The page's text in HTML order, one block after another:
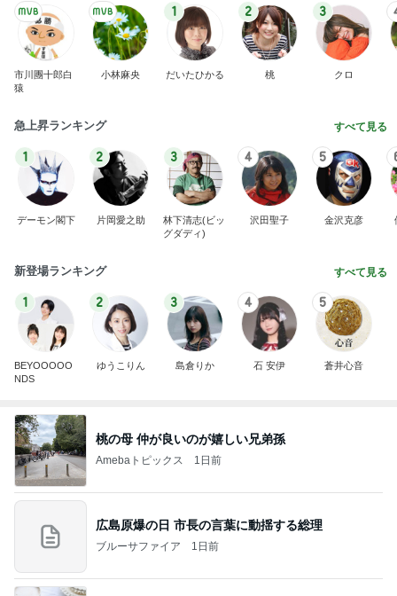
市川團十郎白
猿
小林麻央
1
だいたひかる
2
桃
3
クロ
急上昇ランキング すべて見る
1
デーモン閣下
2
片岡愛之助
3
林下清志(ビッ
グダディ)
4
沢田聖子
5
金沢克彦
新登場ランキング すべて見る
1
BEYOOOOO
NDS
2
ゆうこりん
3
島倉りか
4
石 安伊
5
蒼井心音
桃の母 仲が良いのが嬉しい兄弟孫
Amebaトピックス 1日前
広島原爆の日 市長の言葉に動揺する総理
ブルーサファイア 1日前